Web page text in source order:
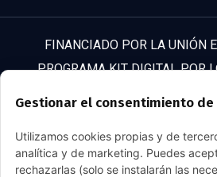
FINANCIADO POR LA UNIÓN
PROGRAMA KIT DIGITAL POR
Gestionar el consentimiento de
Utilizamos cookies propias y de
analítica y de marketing. Puedes
rechazarlas (solo se instalarán las